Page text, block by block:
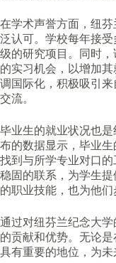
在学术声誉方面，纽
泛认可。学校每年接
级的研究项目。同时
的实习机会，以增加
调国际化，积极吸引
交流。
毕业生的就业状况也
布的数据显示，毕业
找到与所学专业对口
稳固的联系，为学生
的职业技能，也为他们
通过对纽芬兰纪念大
的贡献和优势。无论
具有重要的地位，为未